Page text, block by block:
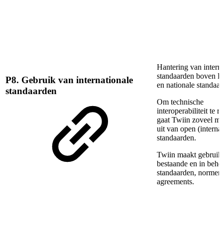
P8. Gebruik van internationale
standaarden
Hantering van
standaarden boven
en nationale
Om technische
interoperabiliteit te
gaat Twiin zoveel
uit van open
standaarden.
Twiin maakt
bestaande en in
standaarden,
agreements.